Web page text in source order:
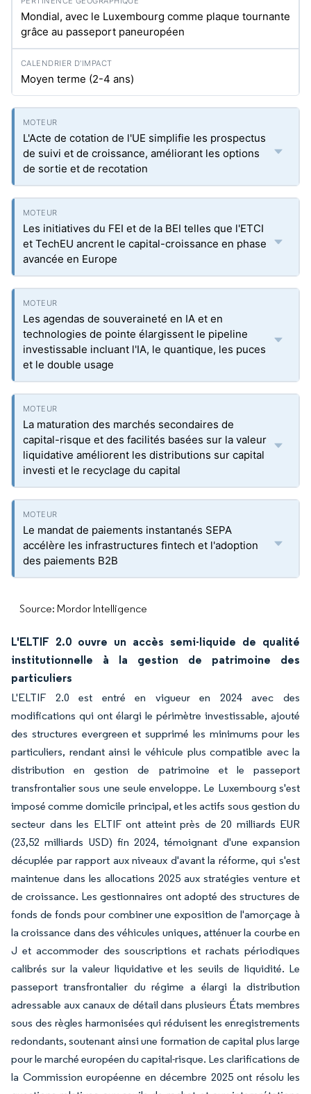
Mondial, avec le Luxembourg comme plaque tournante
grâce au passeport paneuropéen
Moyen terme (2-4 ans)
L'Acte de cotation de l'UE simplifie les prospectus
de suivi et de croissance, améliorant les options
de sortie et de recotation
Les initiatives du FEI et de la BEI telles que l'ETCI
et TechEU ancrent le capital-croissance en phase
avancée en Europe
Les agendas de souveraineté en IA et en
technologies de pointe élargissent le pipeline
investissable incluant l'IA, le quantique, les puces
et le double usage
La maturation des marchés secondaires de
capital-risque et des facilités basées sur la valeur
liquidative améliorent les distributions sur capital
investi et le recyclage du capital
Le mandat de paiements instantanés SEPA
accélère les infrastructures fintech et l'adoption
des paiements B2B
Source: Mordor Intelligence
L'ELTIF 2.0 ouvre un accès semi-liquide de qualité
institutionnelle à la gestion de patrimoine des
particuliers
L'ELTIF 2.0 est entré en vigueur en 2024 avec des
modifications qui ont élargi le périmètre investissable, ajouté
des structures evergreen et supprimé les minimums pour les
particuliers, rendant ainsi le véhicule plus compatible avec la
distribution en gestion de patrimoine et le passeport
transfrontalier sous une seule enveloppe. Le Luxembourg s'est
imposé comme domicile principal, et les actifs sous gestion du
secteur dans les ELTIF ont atteint près de 20 milliards EUR
(23,52 milliards USD) fin 2024, témoignant d'une expansion
décuplée par rapport aux niveaux d'avant la réforme, qui s'est
maintenue dans les allocations 2025 aux stratégies venture et
de croissance. Les gestionnaires ont adopté des structures de
fonds de fonds pour combiner une exposition de l'amorçage à
la croissance dans des véhicules uniques, atténuer la courbe en
J et accommoder des souscriptions et rachats périodiques
calibrés sur la valeur liquidative et les seuils de liquidité. Le
passeport transfrontalier du régime a élargi la distribution
adressable aux canaux de détail dans plusieurs États membres
sous des règles harmonisées qui réduisent les enregistrements
redondants, soutenant ainsi une formation de capital plus large
pour le marché européen du capital-risque. Les clarifications de
la Commission européenne en décembre 2025 ont résolu les